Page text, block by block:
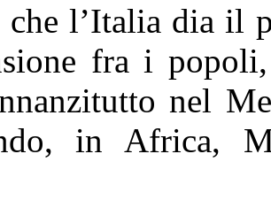
l’Italia dia il
fra i
nel
in Africa,